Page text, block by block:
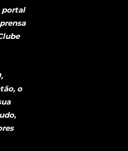
portal
o